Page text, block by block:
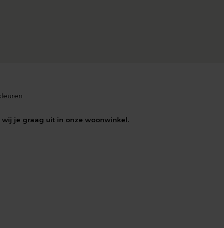
je graag uit in onze woonwinkel.